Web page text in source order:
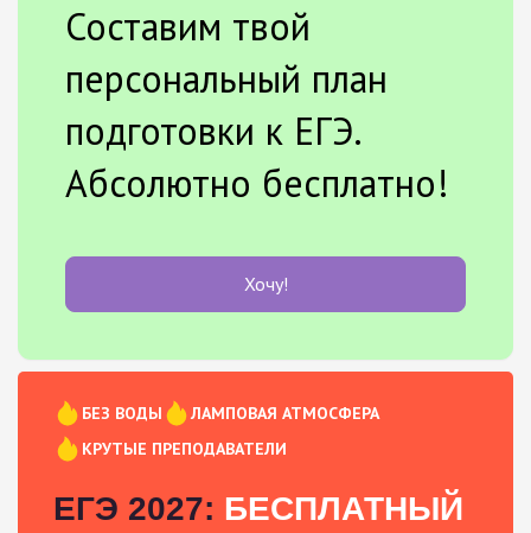
Составим твой
персональный план
подготовки к ЕГЭ.
Абсолютно бесплатно!
Хочу!
БЕЗ ВОДЫ
ЛАМПОВАЯ АТМОСФЕРА
КРУТЫЕ ПРЕПОДАВАТЕЛИ
ЕГЭ 2027: БЕСПЛАТНЫЙ